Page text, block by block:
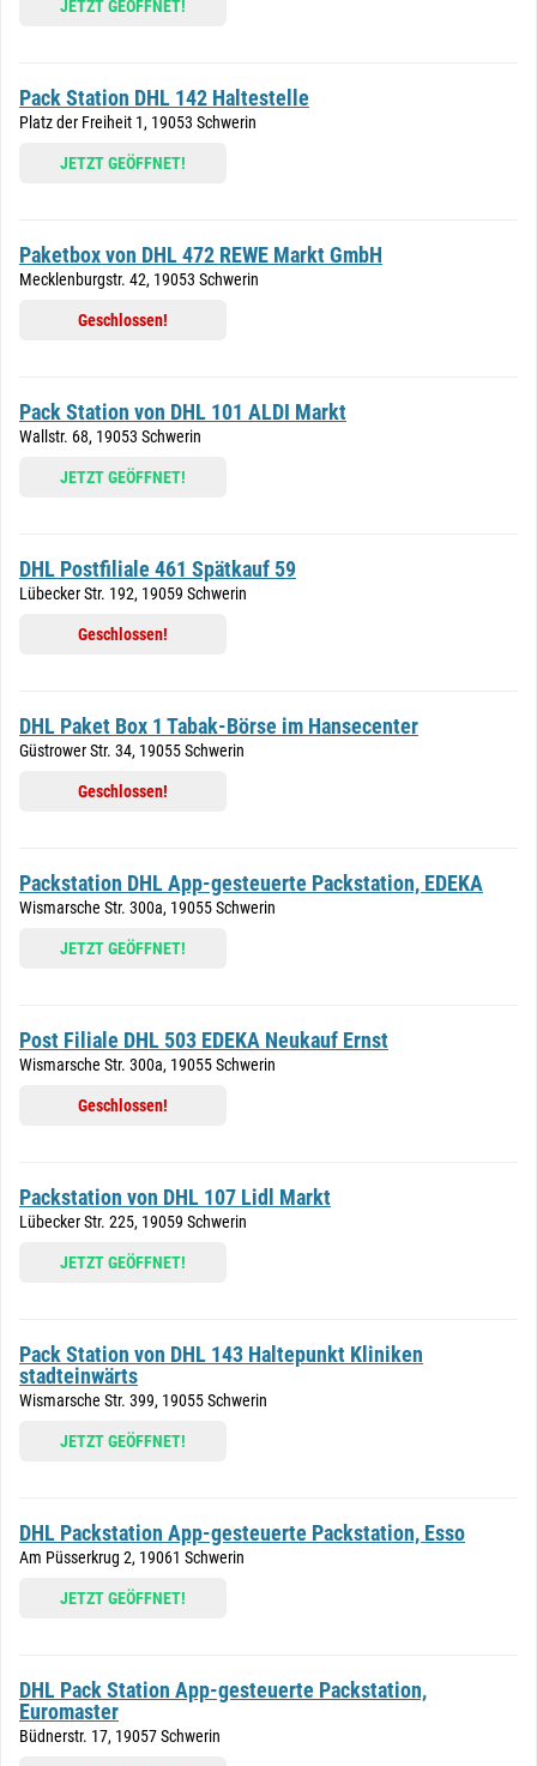
JETZT GEÖFFNET!
Pack Station DHL 142 Haltestelle
Platz der Freiheit 1, 19053 Schwerin
JETZT GEÖFFNET!
Paketbox von DHL 472 REWE Markt GmbH
Mecklenburgstr. 42, 19053 Schwerin
Geschlossen!
Pack Station von DHL 101 ALDI Markt
Wallstr. 68, 19053 Schwerin
JETZT GEÖFFNET!
DHL Postfiliale 461 Spätkauf 59
Lübecker Str. 192, 19059 Schwerin
Geschlossen!
DHL Paket Box 1 Tabak-Börse im Hansecenter
Güstrower Str. 34, 19055 Schwerin
Geschlossen!
Packstation DHL App-gesteuerte Packstation, EDEKA
Wismarsche Str. 300a, 19055 Schwerin
JETZT GEÖFFNET!
Post Filiale DHL 503 EDEKA Neukauf Ernst
Wismarsche Str. 300a, 19055 Schwerin
Geschlossen!
Packstation von DHL 107 Lidl Markt
Lübecker Str. 225, 19059 Schwerin
JETZT GEÖFFNET!
Pack Station von DHL 143 Haltepunkt Kliniken
stadteinwärts
Wismarsche Str. 399, 19055 Schwerin
JETZT GEÖFFNET!
DHL Packstation App-gesteuerte Packstation, Esso
Am Püsserkrug 2, 19061 Schwerin
JETZT GEÖFFNET!
DHL Pack Station App-gesteuerte Packstation,
Euromaster
Büdnerstr. 17, 19057 Schwerin